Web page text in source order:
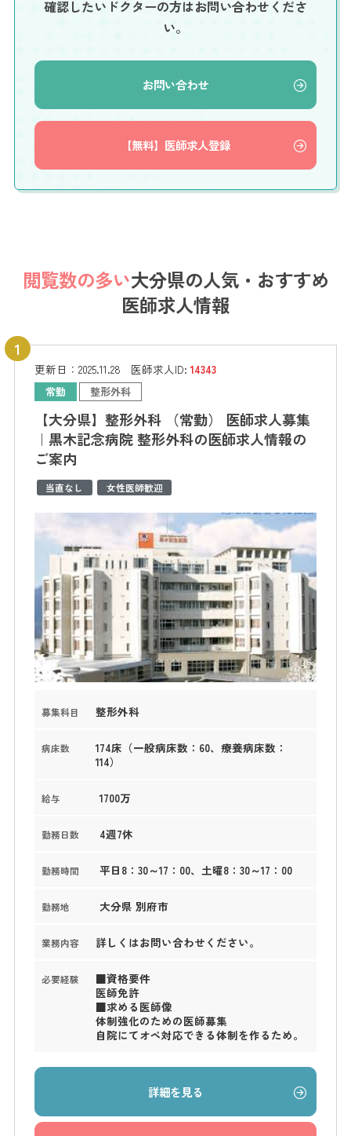
確認したいドクターの方はお問い合わせくださ
い。
お問い合わせ
【無料】医師求人登録
閲覧数の多い大分県の人気・おすすめ
医師求人情報
更新日： 2025.11.28 医師求人ID:14343
常勤 整形外科
【大分県】整形外科 （常勤） 医師求人募集
｜黒木記念病院 整形外科の医師求人情報の
ご案内
当直なし 女性医師歓迎
募集科目 整形外科
病床数
174床（一般病床数：60、療養病床数：
114）
給与 1700万
勤務日数 4週7休
勤務時間 平日8：30～17：00、土曜8：30～17：00
勤務地 大分県 別府市
業務内容 詳しくはお問い合わせください。
必要経験
■資格要件
医師免許
■求める医師像
体制強化のための医師募集
自院にてオペ対応できる体制を作るため。
詳細を見る